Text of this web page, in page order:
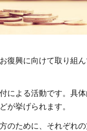
復興に向けて取り組
による活動です。具
が挙げられます。
のために、それぞれ